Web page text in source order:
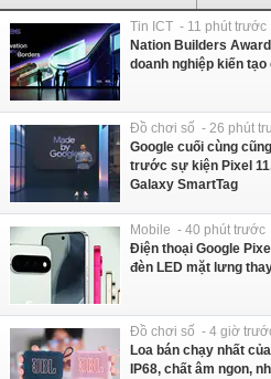
Tin ICT - 11 phút trước
Nation Builders
doanh nghiệp kiến tạo
Đồ chơi số - 26 phút
Google cuối cùng
trước sự kiện Pixel
Galaxy SmartTag
Mobile - 40 phút trước
Điện thoại Google
đèn LED mặt lưng
Đồ chơi số - 4 giờ
Loa bán chạy nhất
IP68, chất âm ngon,